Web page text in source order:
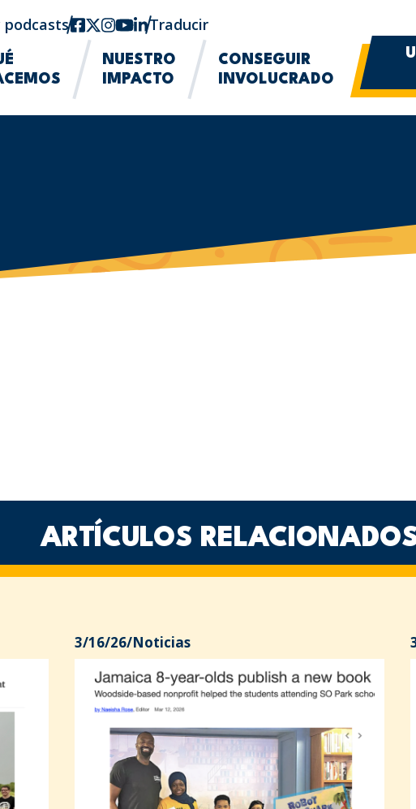
Facebook
twitter-x
Instagram
YouTube
linkedin
Traducir
NUESTRO
IMPACTO
CONSEGUIR
INVOLUCRADO
ARTÍCULOS
3/16/26/Noticias